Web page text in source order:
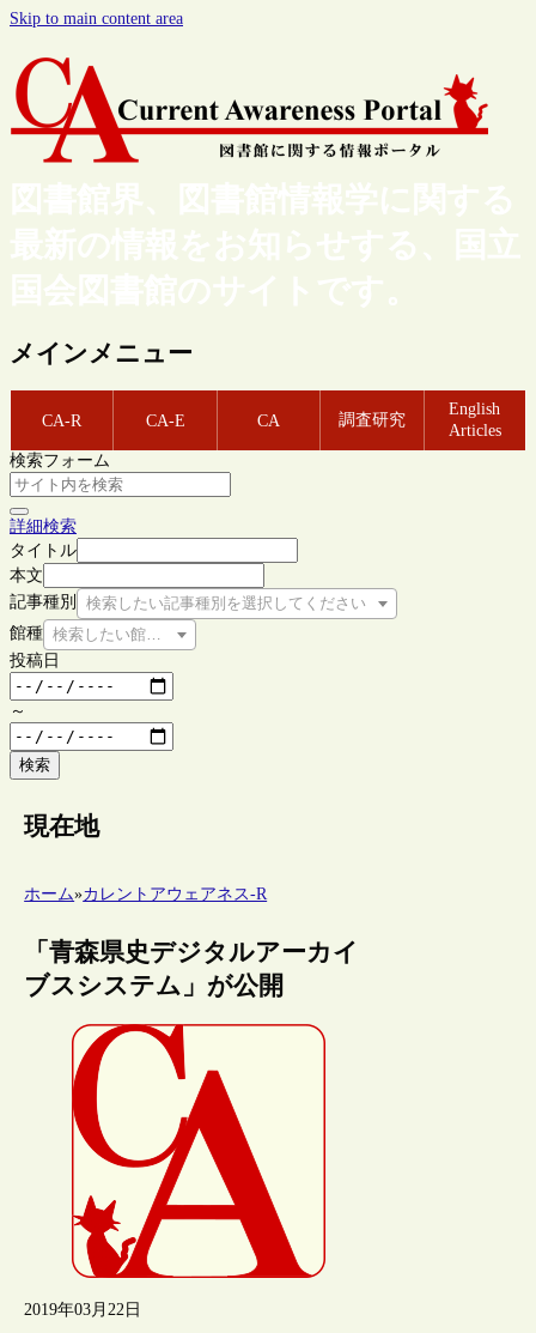
Skip to main content area
図書館界、図書館情報学に関する
最新の情報をお知らせする、国立
国会図書館のサイトです。
メインメニュー
CA-R CA-E CA 調査研究
English
Articles
検索フォーム
詳細検索
タイトル
本文
記事種別
検索したい記事種別を選択してください
館種 検索したい館種を選択してください
投稿日
～
検索
現在地
ホーム»カレントアウェアネス-R
「青森県史デジタルアーカイ
ブスシステム」が公開
2019年03月22日